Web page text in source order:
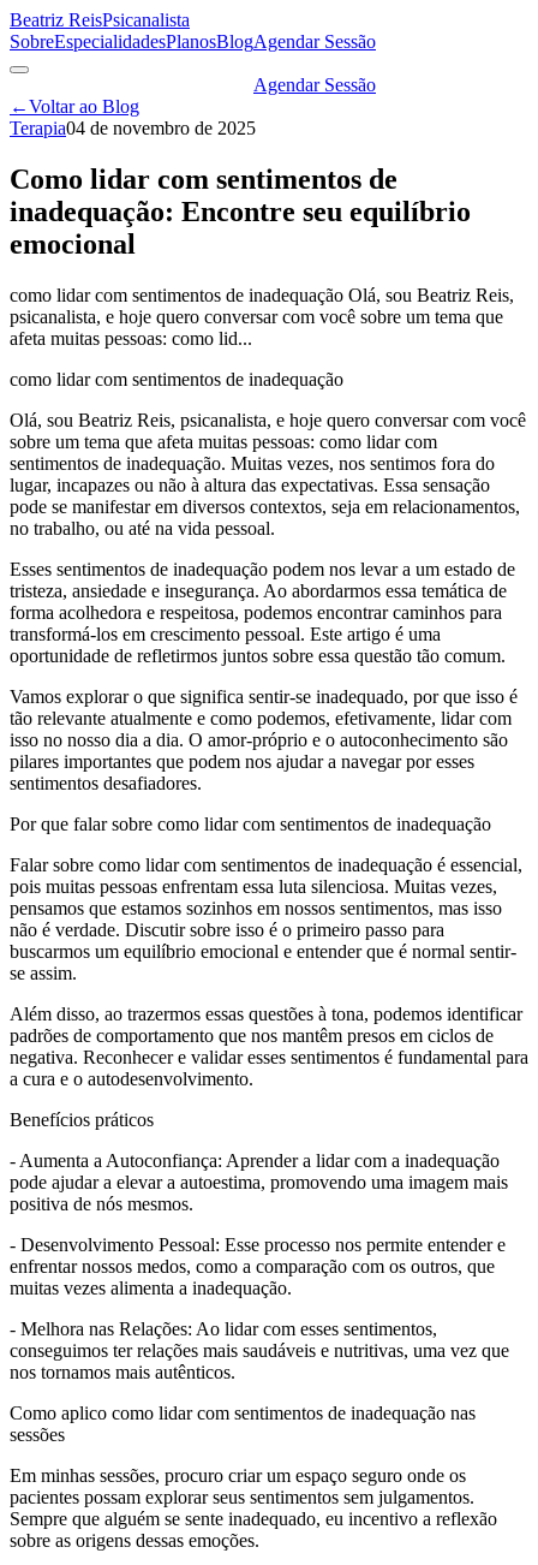
Beatriz ReisPsicanalista
SobreEspecialidadesPlanosBlogAgendar Sessão
Agendar Sessão
←Voltar ao Blog
Terapia04 de novembro de 2025
Como lidar com sentimentos de
inadequação: Encontre seu equilíbrio
emocional
como lidar com sentimentos de inadequação Olá, sou Beatriz Reis,
psicanalista, e hoje quero conversar com você sobre um tema que
afeta muitas pessoas: como lid...
como lidar com sentimentos de inadequação
Olá, sou Beatriz Reis, psicanalista, e hoje quero conversar com você
sobre um tema que afeta muitas pessoas: como lidar com
sentimentos de inadequação. Muitas vezes, nos sentimos fora do
lugar, incapazes ou não à altura das expectativas. Essa sensação
pode se manifestar em diversos contextos, seja em relacionamentos,
no trabalho, ou até na vida pessoal.
Esses sentimentos de inadequação podem nos levar a um estado de
tristeza, ansiedade e insegurança. Ao abordarmos essa temática de
forma acolhedora e respeitosa, podemos encontrar caminhos para
transformá-los em crescimento pessoal. Este artigo é uma
oportunidade de refletirmos juntos sobre essa questão tão comum.
Vamos explorar o que significa sentir-se inadequado, por que isso é
tão relevante atualmente e como podemos, efetivamente, lidar com
isso no nosso dia a dia. O amor-próprio e o autoconhecimento são
pilares importantes que podem nos ajudar a navegar por esses
sentimentos desafiadores.
Por que falar sobre como lidar com sentimentos de inadequação
Falar sobre como lidar com sentimentos de inadequação é essencial,
pois muitas pessoas enfrentam essa luta silenciosa. Muitas vezes,
pensamos que estamos sozinhos em nossos sentimentos, mas isso
não é verdade. Discutir sobre isso é o primeiro passo para
buscarmos um equilíbrio emocional e entender que é normal sentir-
se assim.
Além disso, ao trazermos essas questões à tona, podemos identificar
padrões de comportamento que nos mantêm presos em ciclos de
negativa. Reconhecer e validar esses sentimentos é fundamental para
a cura e o autodesenvolvimento.
Benefícios práticos
- Aumenta a Autoconfiança: Aprender a lidar com a inadequação
pode ajudar a elevar a autoestima, promovendo uma imagem mais
positiva de nós mesmos.
- Desenvolvimento Pessoal: Esse processo nos permite entender e
enfrentar nossos medos, como a comparação com os outros, que
muitas vezes alimenta a inadequação.
- Melhora nas Relações: Ao lidar com esses sentimentos,
conseguimos ter relações mais saudáveis e nutritivas, uma vez que
nos tornamos mais autênticos.
Como aplico como lidar com sentimentos de inadequação nas
sessões
Em minhas sessões, procuro criar um espaço seguro onde os
pacientes possam explorar seus sentimentos sem julgamentos.
Sempre que alguém se sente inadequado, eu incentivo a reflexão
sobre as origens dessas emoções.